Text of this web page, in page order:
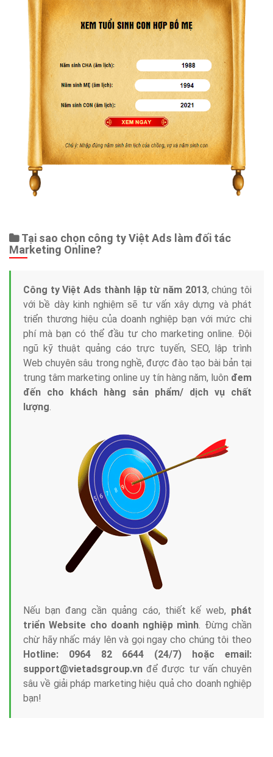
Tại sao chọn công ty Việt Ads làm đối tác
Marketing Online?
Công ty Việt Ads thành lập từ năm 2013, chúng tôi
với bề dày kinh nghiệm sẽ tư vấn xây dựng và phát
triển thương hiệu của doanh nghiệp bạn với mức chi
phí mà bạn có thể đầu tư cho marketing online. Đội
ngũ kỹ thuật quảng cáo trực tuyến, SEO, lập trình
Web chuyên sâu trong nghề, được đào tạo bài bản tại
trung tâm marketing online uy tín hàng năm, luôn đem
đến cho khách hàng sản phẩm/ dịch vụ chất
lượng.
Nếu bạn đang cần quảng cáo, thiết kế web, phát
triển Website cho doanh nghiệp mình. Đừng chần
chừ hãy nhấc máy lên và gọi ngay cho chúng tôi theo
Hotline: 0964 82 6644 (24/7) hoặc email:
support@vietadsgroup.vn để được tư vấn chuyên
sâu về giải pháp marketing hiệu quả cho doanh nghiệp
bạn!